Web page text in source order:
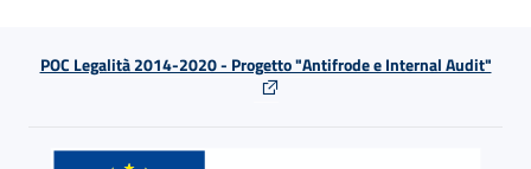
POC Legalità 2014-2020 - Progetto "Antifrode e Internal Audit"